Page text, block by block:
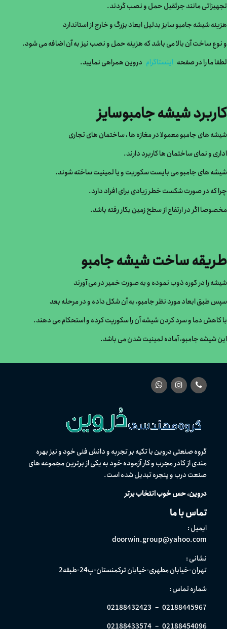
تجهیزاتی مانند جرثقیل حمل و نصب گردند.
هزینه شیشه جامبو سایز بدلیل ابعاد بزرگ و خارج از استاندارد
و نوع ساخت آن بالا می باشد که هزینه حمل و نصب نیز به آن اضافه می شود.
لطفا ما را در صفحه اینستاگرام دروین همراهی نمایید.
کاربرد شیشه جامبوسایز
شیشه های جامبو معمولا در مغازه ها ، ساختمان های تجاری
اداری و نمای ساختمان ها کاربرد دارند.
شیشه های جامبو می بایست سکوریت و یا لمینیت ساخته شوند.
چرا که در صورت شکست خطر زیادی برای افراد دارد.
مخصوصا اگر در ارتفاع از سطح زمین بکار رفته باشد.
طریقه ساخت شیشه جامبو
شیشه را در کوره ذوب نموده و به صورت خمیر در می آورند
سپس طبق ابعاد مورد نظر جامبو، به آن شکل داده و در مرحله بعد
با کاهش دما و سرد کردن شیشه آن را سکوریت کرده و استحکام می دهند.
این شیشه جامبو، آماده لمینیت شدن می باشد.
گروه صنعتی دروین با تکیه بر تجربه و دانش فنی خود و نیز بهره
مندی از كادر مجرب و کار آزموده خود به یکی از برترین مجموعه های
صنعت درب و پنجره تبدیل شده است.
دروین، حس خوب انتخاب برتر
تماس با ما
ایمیل :
doorwin.group@yahoo.com
نشانی :
تهران-خیابان مطهری-خیابان ترکمنستان-پ24-طبقه2
شماره تماس :
02188445967
–
02188432423
02188454096
–
02188433574